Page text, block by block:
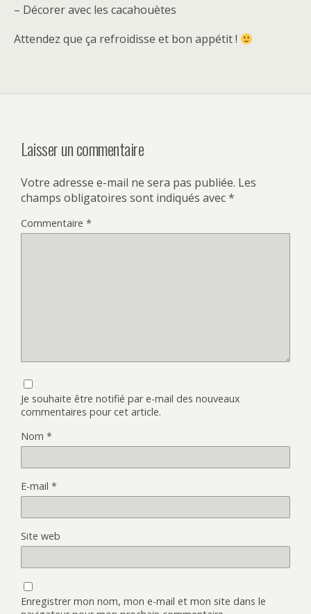
– Décorer avec les cacahouètes
Attendez que ça refroidisse et bon appétit !
Laisser un commentaire
Votre adresse e-mail ne sera pas publiée. Les
champs obligatoires sont indiqués avec*
Commentaire *
Je souhaite être notifié par e-mail des nouveaux
commentaires pour cet article.
Nom *
E-mail *
Site web
Enregistrer mon nom, mon e-mail et mon site dans le